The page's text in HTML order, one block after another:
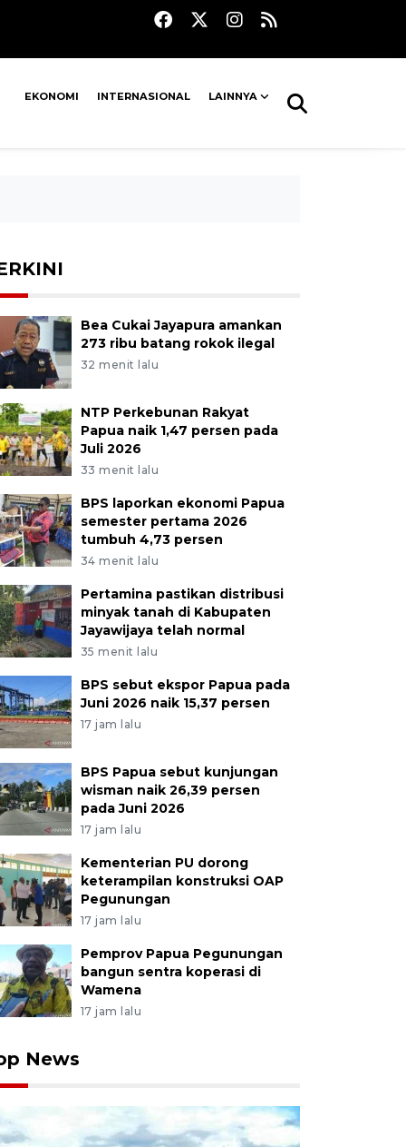
EKONOMI INTERNASIONAL LAINNYA
Bea Cukai Jayapura amankan
273 ribu batang rokok ilegal
32 menit lalu
NTP Perkebunan Rakyat
Papua naik 1,47 persen pada
Juli 2026
33 menit lalu
BPS laporkan ekonomi Papua
semester pertama 2026
tumbuh 4,73 persen
34 menit lalu
Pertamina pastikan distribusi
minyak tanah di Kabupaten
Jayawijaya telah normal
35 menit lalu
BPS sebut ekspor Papua pada
Juni 2026 naik 15,37 persen
17 jam lalu
BPS Papua sebut kunjungan
wisman naik 26,39 persen
pada Juni 2026
17 jam lalu
Kementerian PU dorong
keterampilan konstruksi OAP
Pegunungan
17 jam lalu
Pemprov Papua Pegunungan
bangun sentra koperasi di
Wamena
17 jam lalu
News